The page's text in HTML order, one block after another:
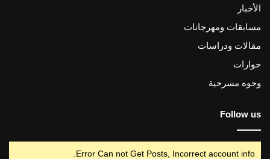
الأخبار
مسابقات ومهرجانات
مقالات ودراسات
حوارات
وجوه مسرحية
Follow us
Error Can not Get Posts, Incorrect account info.